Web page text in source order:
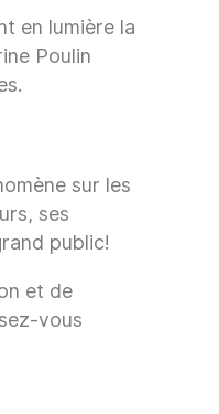
en lumière la
Poulin
sur les
ses
public!
et de
vous